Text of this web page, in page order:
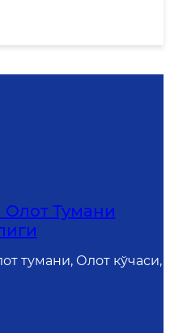
Олот Тумани
тумани, Олот кўчаси,